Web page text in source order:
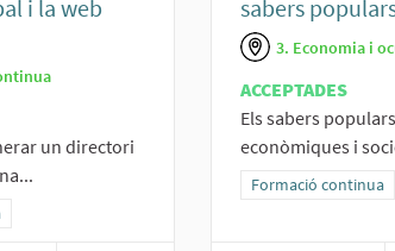
i la web
un directori
i ocupació. Formació continua
sabers
3. Economia i
ACCEPTADES
Els sabers
econòmiques i
Resultats al filtrar
Formació continua